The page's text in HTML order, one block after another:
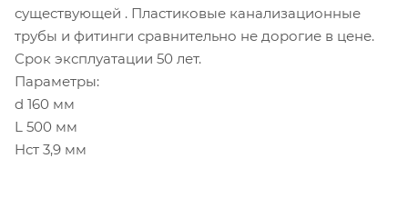
существующей . Пластиковые канализационные
трубы и фитинги сравнительно не дорогие в цене.
Срок эксплуатации 50 лет.
Параметры:
d 160 мм
L 500 мм
Hст 3,9 мм